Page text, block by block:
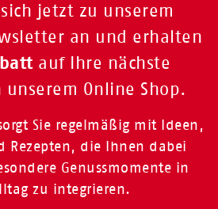
jetzt zu unserem
an und erhalten
auf Ihre nächste
Online Shop.
Sie regelmäßig mit Ideen,
Rezepten, die Ihnen dabei
Genussmomente in
zu integrieren.